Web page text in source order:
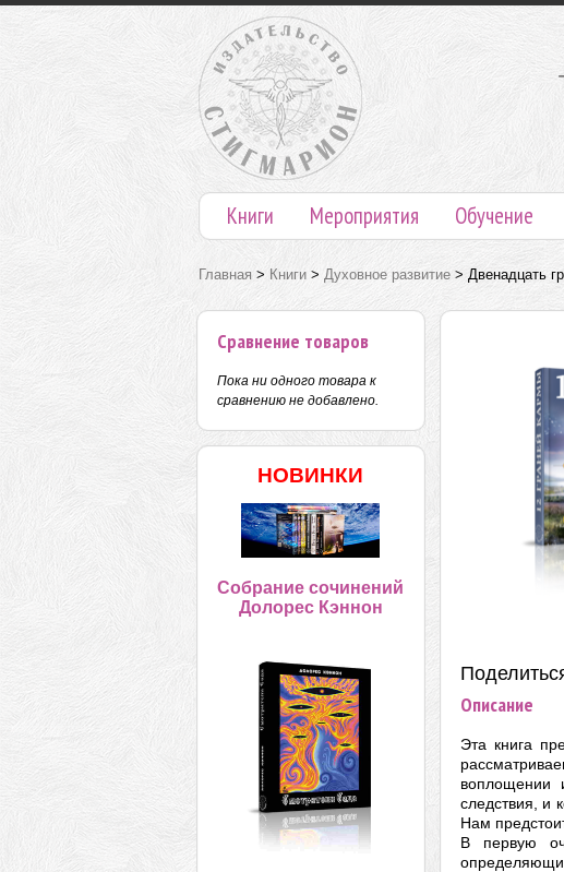
Книги Мероприятия Обучение
Главная > Книги > Духовное развитие > Двенадцать
Описание
Эта книга
воплощении
следствия, и
Нам
В первую
Сравнение товаров
Пока ни одного товара к
сравнению не добавлено.
НОВИНКИ
Собрание сочинений
Долорес Кэннон